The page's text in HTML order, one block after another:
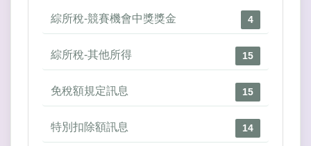
綜所稅-競賽機會中獎獎金 4
綜所稅-其他所得 15
免稅額規定訊息 15
特別扣除額訊息 14